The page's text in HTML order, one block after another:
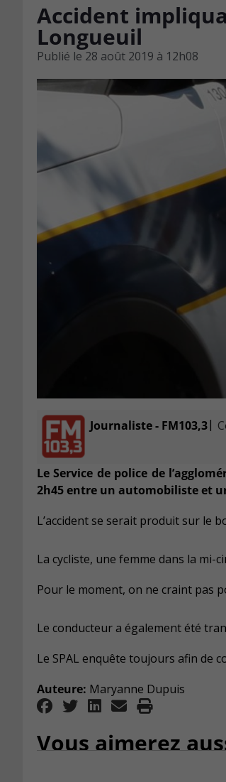
Accident
Longueuil
Publié le 28 août 2019 à 12h08
Journaliste - FM103,3|
Le Service de police de
2h45 entre un automobiliste et
L’accident se serait produit sur le
La cycliste, une femme dans la mi-
Pour le moment, on ne craint pas
Le conducteur a également été
Le SPAL enquête toujours afin de
Auteure: Maryanne Dupuis
Vous aimerez